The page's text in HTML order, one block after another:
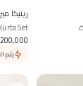
ريتيكا
Set
200,000
يتم